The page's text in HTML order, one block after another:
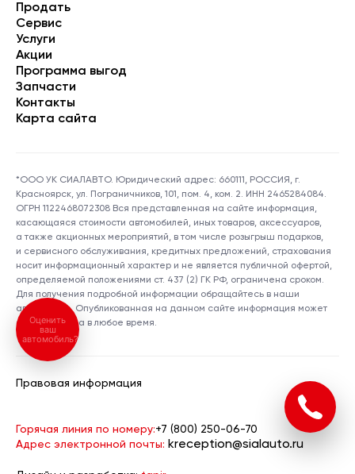
Продать
Сервис
Услуги
Акции
Программа выгод
Запчасти
Контакты
Карта сайта
*ООО УК СИАЛАВТО. Юридический адрес: 660111, РОССИЯ, г.
Красноярск, ул. Пограничников, 101, пом. 4, ком. 2. ИНН 2465284084.
ОГРН 1122468072308 Вся представленная на сайте информация,
касающаяся стоимости автомобилей, иных товаров, аксессуаров,
а также акционных мероприятий, в том числе розыгрыш подарков,
и сервисного обслуживания, кредитных предложений, страхования
носит информационный характер и не является публичной офертой,
определяемой положениями ст. 437 (2) ГК РФ, ограничена сроком.
Для получения подробной информации обращайтесь в наши
автосалоны. Опубликованная на данном сайте информация может
быть изменена в любое время.
Правовая информация
Горячая линия по номеру:+7 (800) 250-06-70
Адрес электронной почты: kreception@sialauto.ru
Оценить
ваш
автомобиль?